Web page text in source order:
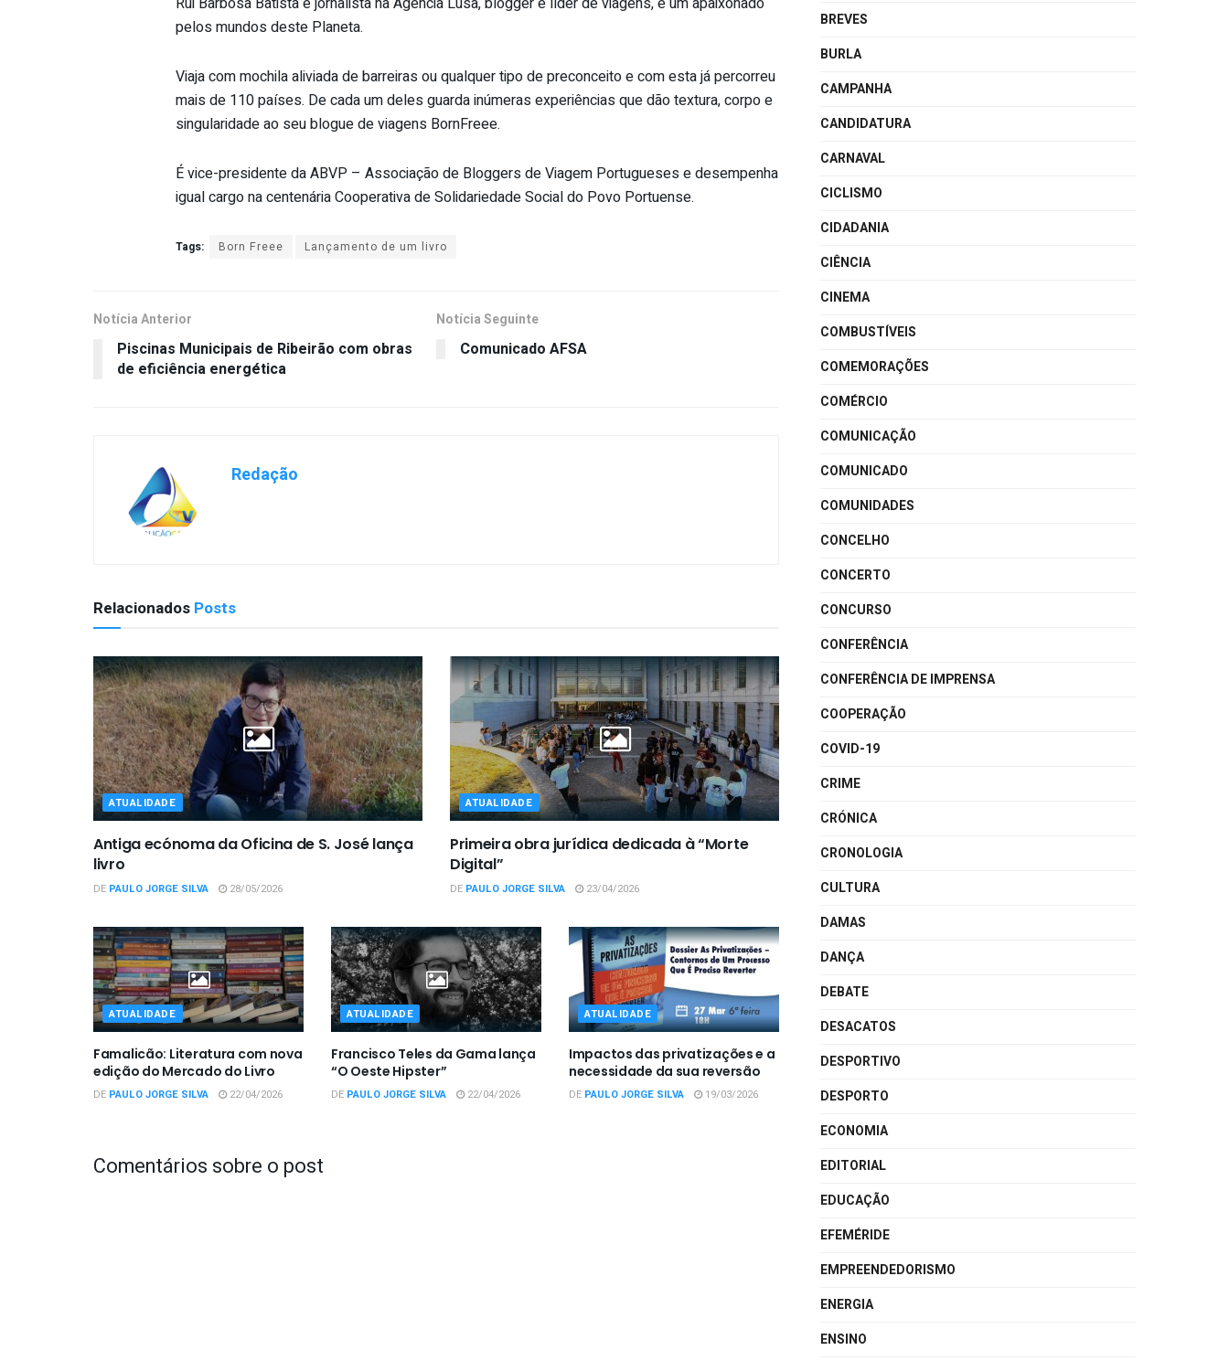
pelos mundos deste Planeta.
Viaja com mochila aliviada de barreiras ou qualquer tipo de preconceito e com esta já percorreu
mais de 110 países. De cada um deles guarda inúmeras experiências que dão textura, corpo e
singularidade ao seu blogue de viagens BornFreee.
É vice-presidente da ABVP – Associação de Bloggers de Viagem Portugueses e desempenha
igual cargo na centenária Cooperativa de Solidariedade Social do Povo Portuense.
Tags: Born Freee Lançamento de um livro
Notícia Anterior
Piscinas Municipais de Ribeirão com obras
de eficiência energética
Notícia Seguinte
Comunicado AFSA
Redação
Relacionados Posts
ATUALIDADE
Antiga ecónoma da Oficina de S. José lança
livro
DE PAULO JORGE SILVA 28/05/2026
ATUALIDADE
Primeira obra jurídica dedicada à “Morte
Digital”
DE PAULO JORGE SILVA 23/04/2026
ATUALIDADE
Famalicão: Literatura com nova
edição do Mercado do Livro
DE PAULO JORGE SILVA 22/04/2026
ATUALIDADE
Francisco Teles da Gama lança
“O Oeste Hipster”
DE PAULO JORGE SILVA 22/04/2026
ATUALIDADE
Impactos das privatizações e a
necessidade da sua reversão
DE PAULO JORGE SILVA 19/03/2026
Comentários sobre o post
BREVES
BURLA
CAMPANHA
CANDIDATURA
CARNAVAL
CICLISMO
CIDADANIA
CIÊNCIA
CINEMA
COMBUSTÍVEIS
COMEMORAÇÕES
COMÉRCIO
COMUNICAÇÃO
COMUNICADO
COMUNIDADES
CONCELHO
CONCERTO
CONCURSO
CONFERÊNCIA
CONFERÊNCIA DE IMPRENSA
COOPERAÇÃO
COVID-19
CRIME
CRÓNICA
CRONOLOGIA
CULTURA
DAMAS
DANÇA
DEBATE
DESACATOS
DESPORTIVO
DESPORTO
ECONOMIA
EDITORIAL
EDUCAÇÃO
EFEMÉRIDE
EMPREENDEDORISMO
ENERGIA
ENSINO